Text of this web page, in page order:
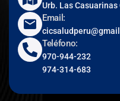
Urb. Las Casuarinas
Email:
Teléfono:
970-944-232
974-314-683